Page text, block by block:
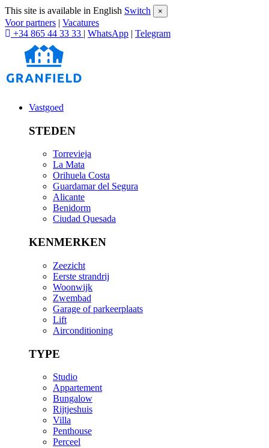
This site is available in English Switch ×
Voor partners | Vacatures
+34 865 44 33 33 | WhatsApp | Telegram
Vastgoed
STEDEN
Torrevieja
La Mata
Orihuela Costa
Guardamar del Segura
Alicante
Benidorm
Ciudad Quesada
KENMERKEN
Zeezicht
Eerste strandrij
Woonwijk
Zwembad
Garage of parkeerplaats
Lift
Airconditioning
TYPE
Studio
Appartement
Bungalow
Rijtjeshuis
Villa
Penthouse
Perceel